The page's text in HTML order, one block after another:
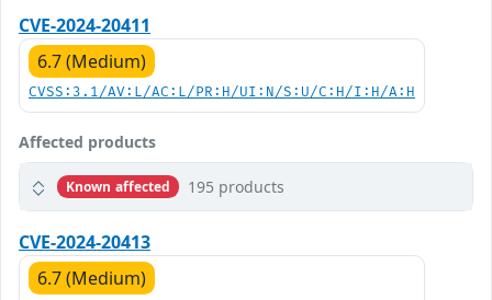
CVE-2024-20411
6.7 (Medium)
CVSS:3.1/AV:L/AC:L/PR:H/UI:N/S:U/C:H/I:H/A:H
Affected products
Known affected 195 products
CVE-2024-20413
6.7 (Medium)